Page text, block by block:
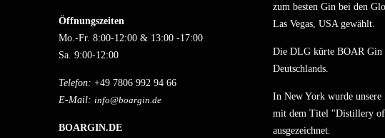
Öffnungszeiten
Mo.-Fr. 8:00-12:00 & 13:00 -17:00
Sa. 9:00-12:00
Telefon: +49 7806 992 94 66
E-Mail: info@boargin.de
BOARGIN.DE
zum besten Gin bei den
Las Vegas, USA gewählt.
Die DLG kürte BOAR Gin
Deutschlands.
In New York wurde
mit dem Titel "Distillery of
ausgezeichnet.